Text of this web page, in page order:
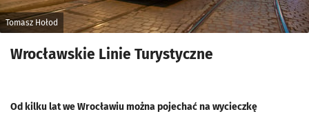
Tomasz Hołod
Wrocławskie Linie Turystyczne
Od kilku lat we Wrocławiu można pojechać na wycieczkę